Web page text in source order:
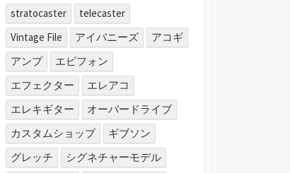
stratocaster
telecaster
Vintage File
アイバニーズ
アコギ
アンプ
エピフォン
エフェクター
エレアコ
エレキギター
オーバードライブ
カスタムショップ
ギブソン
グレッチ
シグネチャーモデル